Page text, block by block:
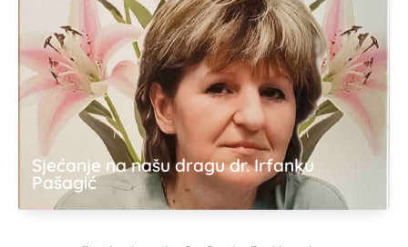
Sjećanje na našu dragu dr. Irfanku
Pašagić